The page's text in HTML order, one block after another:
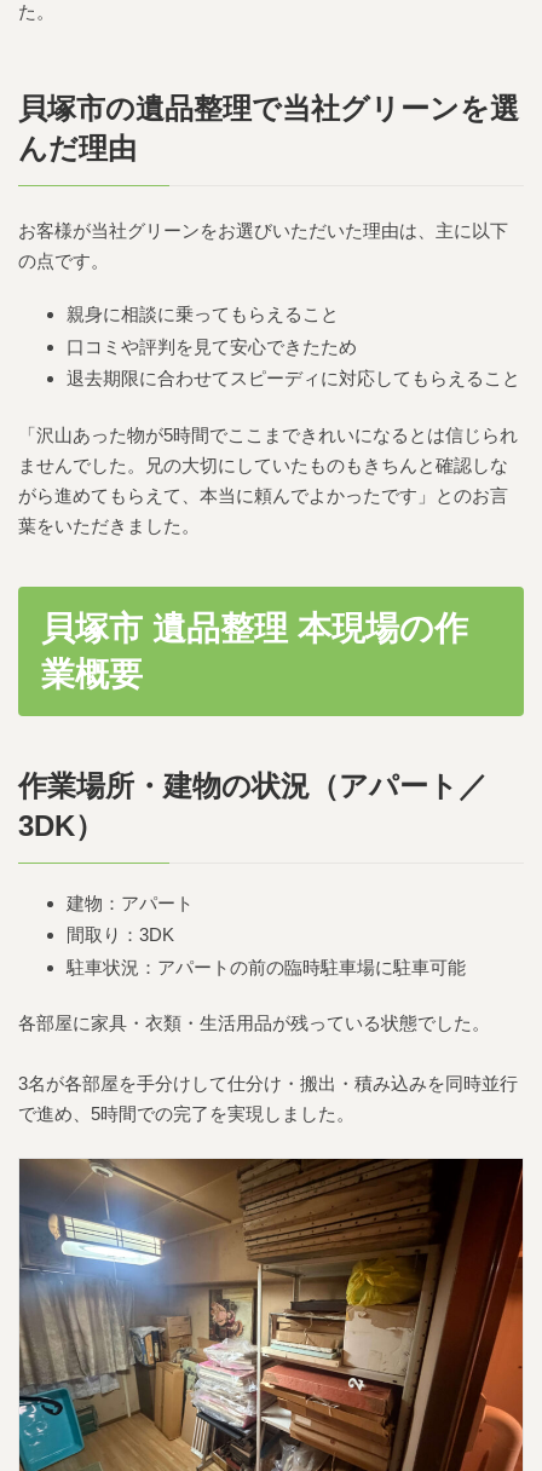
た。
貝塚市の遺品整理で当社グリーンを選
んだ理由
お客様が当社グリーンをお選びいただいた理由は、主に以下
の点です。
親身に相談に乗ってもらえること
口コミや評判を見て安心できたため
退去期限に合わせてスピーディに対応してもらえること
「沢山あった物が5時間でここまできれいになるとは信じられ
ませんでした。兄の大切にしていたものもきちんと確認しな
がら進めてもらえて、本当に頼んでよかったです」とのお言
葉をいただきました。
貝塚市 遺品整理 本現場の作
業概要
作業場所・建物の状況（アパート／
3DK）
建物：アパート
間取り：3DK
駐車状況：アパートの前の臨時駐車場に駐車可能
各部屋に家具・衣類・生活用品が残っている状態でした。
3名が各部屋を手分けして仕分け・搬出・積み込みを同時並行
で進め、5時間での完了を実現しました。